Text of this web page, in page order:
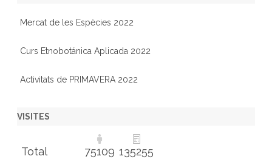
Mercat de les Espècies 2022
Curs Etnobotánica Aplicada 2022
Activitats de PRIMAVERA 2022
VISITES
Total 75109 135255